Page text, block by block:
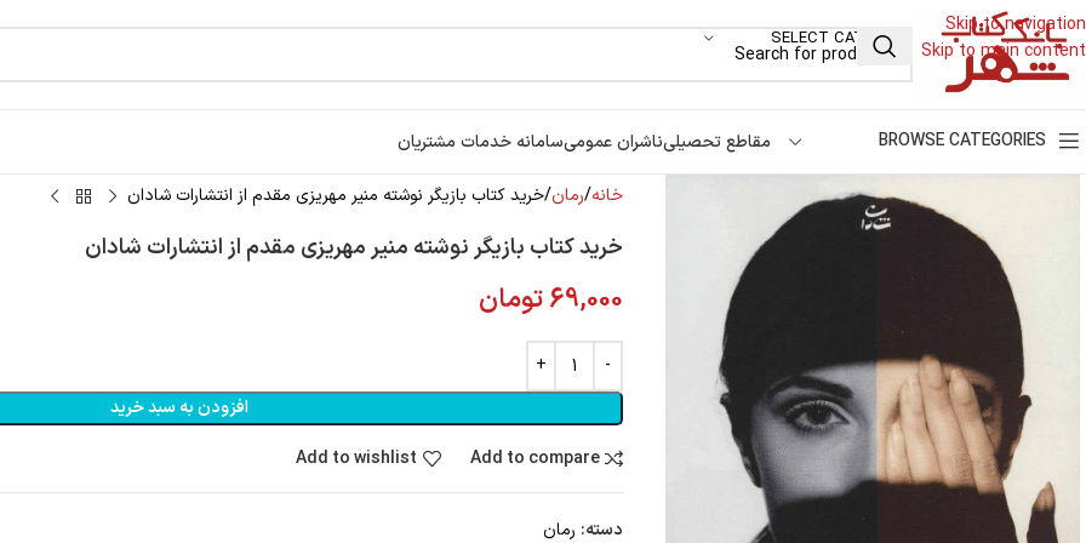
Skip to navigation
Skip to main content
SELECT CATEGORY
BROWSE CATEGORIES مقاطع تحصیلیناشران عمومیسامانه خدمات مشتریان
خانه رمان خرید کتاب بازيگر نوشته منیر مهریزی مقدم از انتشارات شادان
خرید کتاب بازيگر نوشته منیر مهریزی مقدم از انتشارات شادان
69,000تومان
افزودن به سبد خرید
Add to compare
Add to wishlist
دسته: رمان